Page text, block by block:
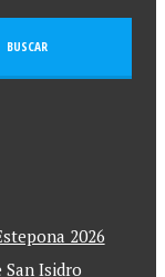
BUSCAR
2026
San Isidro